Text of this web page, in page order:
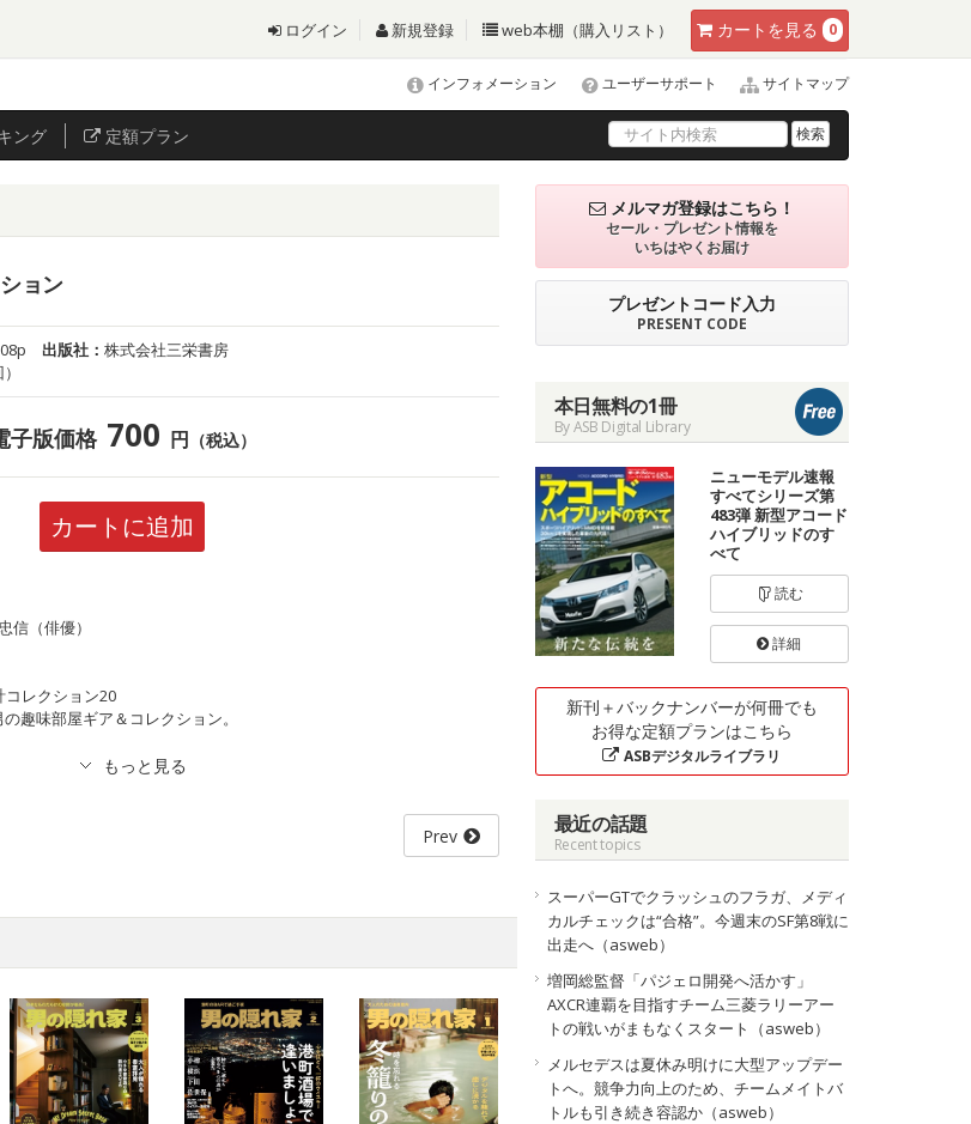
カート を見る 0
ログイン 新規登録 web本棚（購入リスト）
インフォメーション ユーザーサポート サイトマップ
ング 定額プラン 検索
ョン
出版社：株式会社三栄書房
子版価格 700 円 （税込）
カートに追加
（俳優）
コレクション20
趣味部屋ギア＆コレクション。
Prev
メルマガ登録はこちら！
セール・プレゼント情報を
いちはやくお届け
プレゼントコード入力
PRESENT CODE
本日無料の1冊
By ASB Digital Library
ニューモデル速報
すべてシリーズ第
483弾 新型アコード
ハイブリッドのす
べて
読む
詳細
新刊＋バックナンバーが何冊でも
お得な定額プランはこちら
ASBデジタルライブラリ
最近の話題
Recent topics
スーパーGTでクラッシュのフラガ、メディ
カルチェックは“合格”。今週末のSF第8戦に
出走へ（asweb）
増岡総監督「パジェロ開発へ活かす」
AXCR連覇を目指すチーム三菱ラリーアー
トの戦いがまもなくスタート（asweb）
メルセデスは夏休み明けに大型アップデー
トへ。競争力向上のため、チームメイトバ
トルも引き続き容認か（asweb）